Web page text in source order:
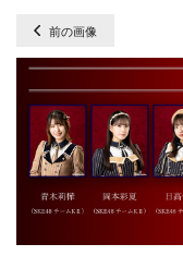
前の画像